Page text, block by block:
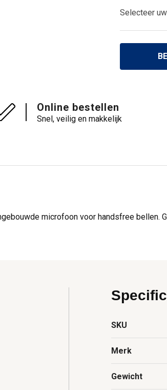
Selecteer
Online bestellen
Snel, veilig en makkelijk
microfoon voor handsfree bellen.
SKU
Merk
Gewicht